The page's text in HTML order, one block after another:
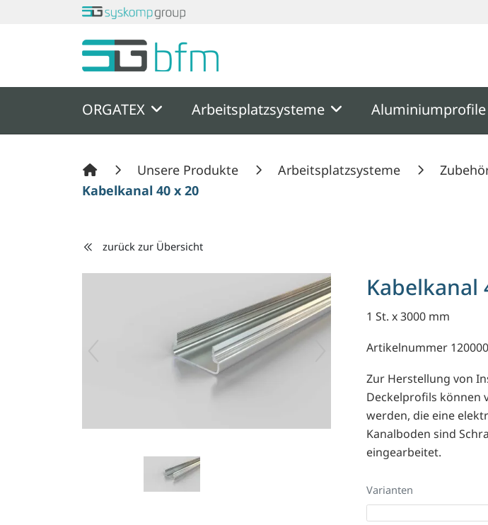
Springe zu Hauptinhalt Springe zum Header
ORGATEX Arbeitsplatzsysteme Aluminiumprofile
Unsere Produkte Arbeitsplatzsysteme
Kabelkanal 40 x 20
zurück zur Übersicht
Kabelkanal
1 St. x 3000 mm
Artikelnummer
Zur Herstellung von
Deckelprofils können
werden, die eine
Kanalboden sind
eingearbeitet.
Varianten